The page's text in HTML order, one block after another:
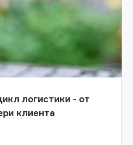
логистики - от
клиента